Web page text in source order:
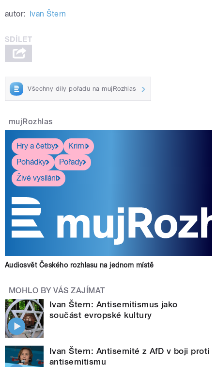
autor: Ivan Štern
Všechny díly pořadu na mujRozhlas
mujRozhlas
Hry a četby
Krimi
Pohádky
Pořady
Živé vysílání
Audiosvět Českého rozhlasu na jednom místě
MOHLO BY VÁS ZAJÍMAT
Ivan Štern: Antisemitismus jako
součást evropské kultury
Ivan Štern: Antisemité z AfD v boji proti
antisemitismu